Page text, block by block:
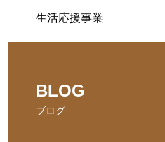
生活応援事業
BLOG
ブログ